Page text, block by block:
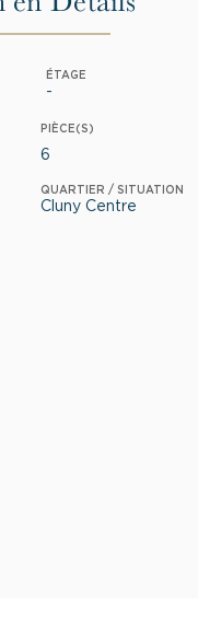
ÉTAGE
-
PIÈCE(S)
6
QUARTIER / SITUATION
Cluny Centre